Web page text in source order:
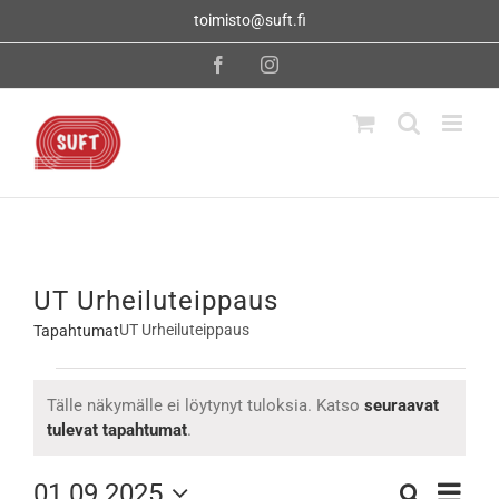
toimisto@suft.fi
FacebookInstagram
UT Urheiluteippaus
TapahtumatUT Urheiluteippaus
Notice
Tälle näkymälle ei löytynyt tuloksia. Katso seuraavat
tulevat tapahtumat.